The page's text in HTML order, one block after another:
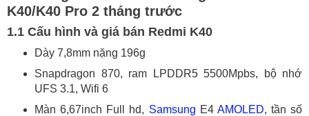
K40/K40 Pro 2 tháng trước
1.1 Cấu hình và giá bán Redmi K40
Dày 7,8mm nặng 196g
Snapdragon 870, ram LPDDR5 5500Mpbs, bộ nhớ
UFS 3.1, Wifi 6
Màn 6,67inch Full hd, Samsung E4 AMOLED, tần số